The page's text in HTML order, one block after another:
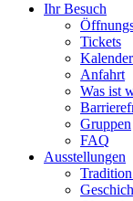
Ihr Besuch
Tickets
Kalender
Anfahrt
Was ist
Gruppen
FAQ
Ausstellungen